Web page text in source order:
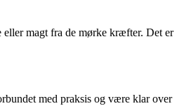
eller magt fra de mørke kræfter. Det er
med praksis og være klar over